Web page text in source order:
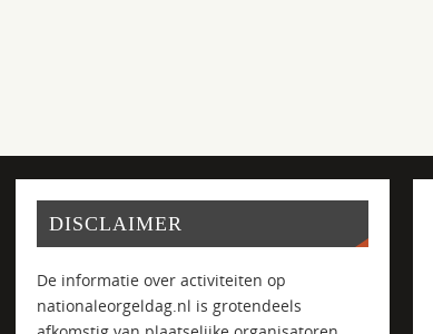
DISCLAIMER
De informatie over activiteiten op
nationaleorgeldag.nl is grotendeels